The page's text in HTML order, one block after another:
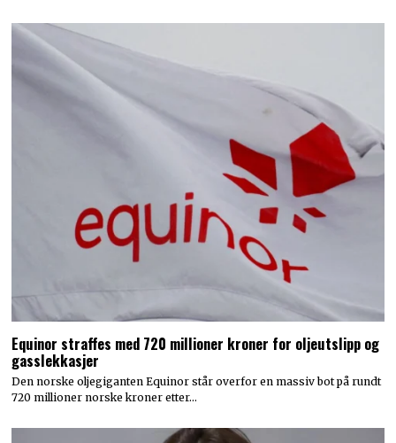
Equinor straffes med 720 millioner kroner for oljeutslipp og
gasslekkasjer
Den norske oljegiganten Equinor står overfor en massiv bot på rundt
720 millioner norske kroner etter…